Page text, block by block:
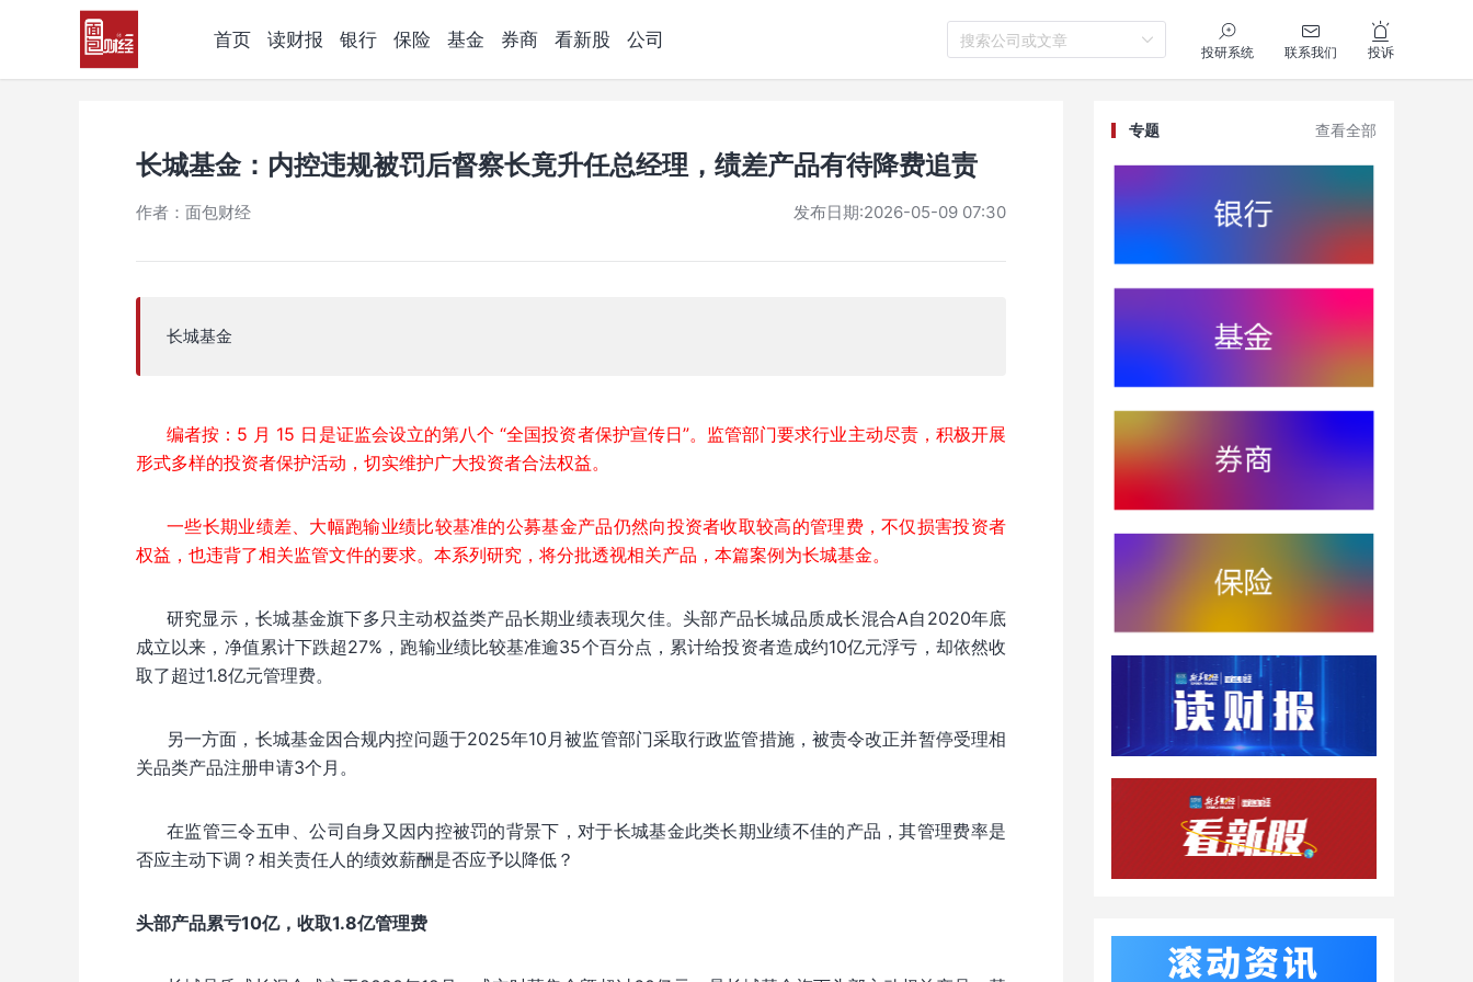
首页 读财报 银行 保险 基金 券商 看新股 公司 搜索公司或文章
投研系统 联系我们 投诉
长城基金：内控违规被罚后督察长竟升任总经理，绩差产品有待降费追责
作者：面包财经 发布日期:2026-05-09 07:30
长城基金
编者按：5 月 15 日是证监会设立的第八个 “全国投资者保护宣传日”。监管部门要求行业主动尽责，积极开展
形式多样的投资者保护活动，切实维护广大投资者合法权益。
一些长期业绩差、大幅跑输业绩比较基准的公募基金产品仍然向投资者收取较高的管理费，不仅损害投资者
权益，也违背了相关监管文件的要求。本系列研究，将分批透视相关产品，本篇案例为长城基金。
研究显示，长城基金旗下多只主动权益类产品长期业绩表现欠佳。头部产品长城品质成长混合A自2020年底
成立以来，净值累计下跌超27%，跑输业绩比较基准逾35个百分点，累计给投资者造成约10亿元浮亏，却依然收
取了超过1.8亿元管理费。
另一方面，长城基金因合规内控问题于2025年10月被监管部门采取行政监管措施，被责令改正并暂停受理相
关品类产品注册申请3个月。
在监管三令五申、公司自身又因内控被罚的背景下，对于长城基金此类长期业绩不佳的产品，其管理费率是
否应主动下调？相关责任人的绩效薪酬是否应予以降低？
头部产品累亏10亿，收取1.8亿管理费
专题 查看全部